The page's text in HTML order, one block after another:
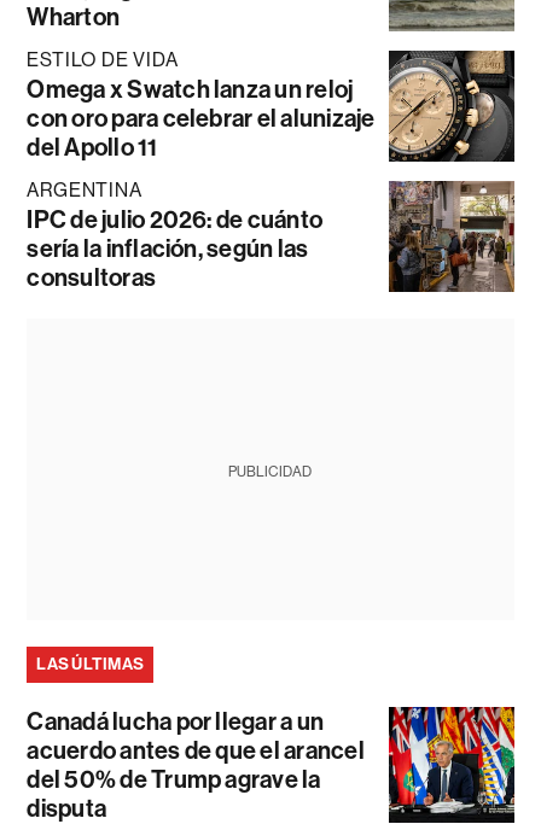
Wharton
ESTILO DE VIDA
Omega x Swatch lanza un reloj
con oro para celebrar el alunizaje
del Apollo 11
ARGENTINA
IPC de julio 2026: de cuánto
sería la inflación, según las
consultoras
PUBLICIDAD
LAS ÚLTIMAS
Canadá lucha por llegar a un
acuerdo antes de que el arancel
del 50% de Trump agrave la
disputa